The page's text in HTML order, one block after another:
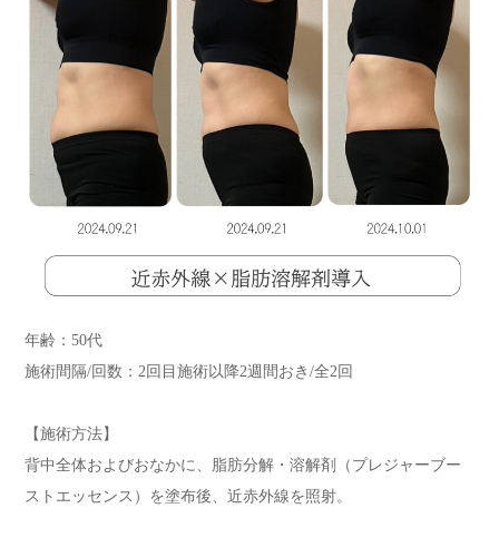
年齢：50代
施術間隔/回数：2回目施術以降2週間おき/全2回
【施術方法】
背中全体およびおなかに、脂肪分解・溶解剤（プレジャーブー
ストエッセンス）を塗布後、近赤外線を照射。